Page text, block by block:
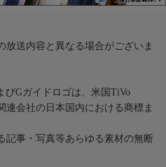
放送内容と異なる場合がございま
びGガイドロゴは、米国TiVo
連会社の日本国内における商標ま
記事・写真等あらゆる素材の無断